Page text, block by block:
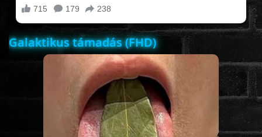
FELIRATOS FILMEK
AKCIÓ
Galaktikus támadás (FHD)